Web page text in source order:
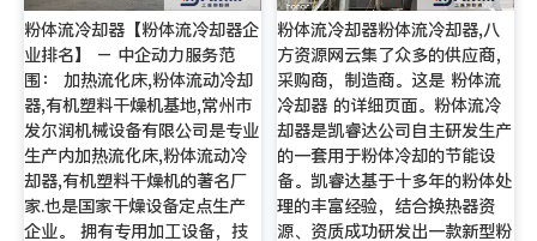
粉体流冷却器【粉体流冷却器企
业排名】 – 中企动力服务范
围： 加热流化床,粉体流动冷却
器,有机塑料干燥机基地,常州市
发尔润机械设备有限公司是专业
生产内加热流化床,粉体流动冷
却器,有机塑料干燥机的著名厂
家.也是国家干燥设备定点生产
企业。 拥有专用加工设备，技
粉体流冷却器粉体流冷却器,八
方资源网云集了众多的供应商，
采购商，制造商。这是 粉体流
冷却器 的详细页面。粉体流冷
却器是凯睿达公司自主研发生产
的一套用于粉体冷却的节能设
备。凯睿达基于十多年的粉体处
理的丰富经验，结合换热器资
源、资质成功研发出一款新型粉